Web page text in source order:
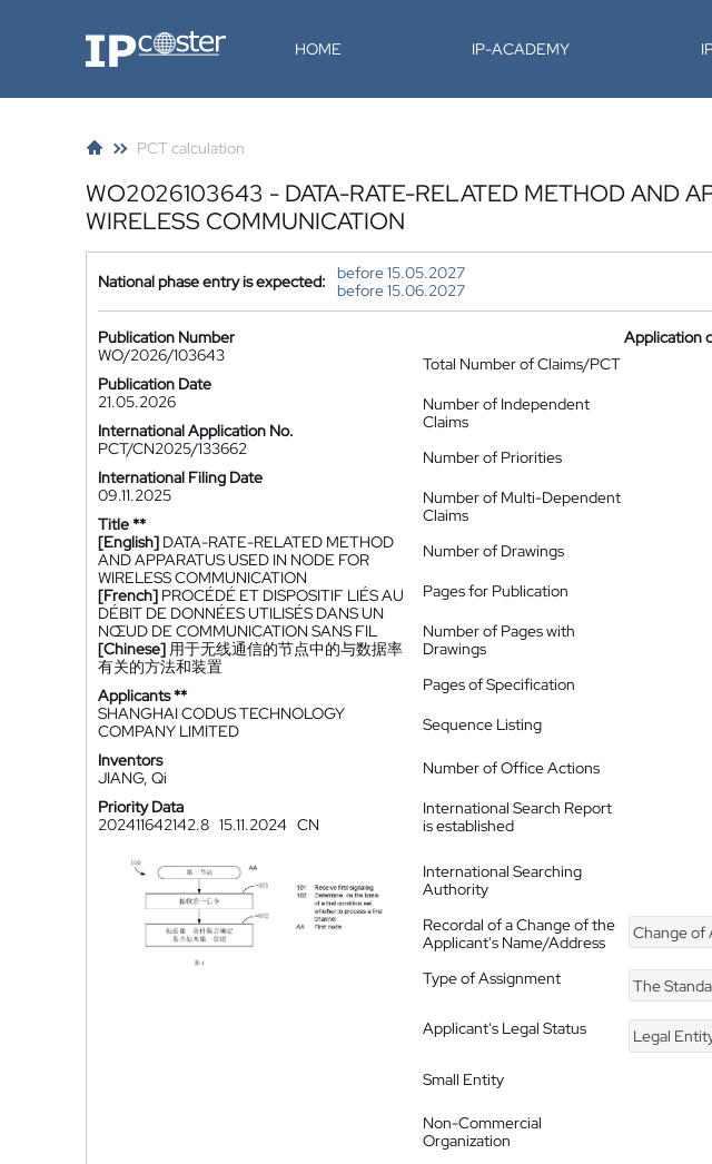
IP-Coster HOME IP-ACADEMY
PCT calculation
WO2026103643 - DATA-RATE-RELATED METHOD AND
WIRELESS COMMUNICATION
National phase entry is expected:
before 15.05.2027
before 15.06.2027
Publication Number
WO/2026/103643
Publication Date
21.05.2026
International Application No.
PCT/CN2025/133662
International Filing Date
09.11.2025
Title **
[English] DATA-RATE-RELATED METHOD
AND APPARATUS USED IN NODE FOR
WIRELESS COMMUNICATION
[French] PROCÉDÉ ET DISPOSITIF LIÉS AU
DÉBIT DE DONNÉES UTILISÉS DANS UN
NŒUD DE COMMUNICATION SANS FIL
[Chinese] 用于无线通信的节点中的与数据率
有关的方法和装置
Applicants **
SHANGHAI CODUS TECHNOLOGY
COMPANY LIMITED
Inventors
JIANG, Qi
Priority Data
202411642142.8 15.11.2024 CN
Application
Total Number of Claims/PCT
Number of Independent
Claims
Number of Priorities
Number of Multi-Dependent
Claims
Number of Drawings
Pages for Publication
Number of Pages with
Drawings
Pages of Specification
Sequence Listing
Number of Office Actions
International Search Report
is established
International Searching
Authority
Recordal of a Change of the
Applicant's Name/Address
Change of
Type of Assignment The
Applicant's Legal Status
Legal
Small Entity
Non-Commercial
Organization